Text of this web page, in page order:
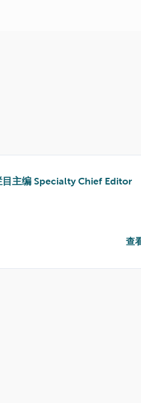
目主编 Specialty Chief Editor
查